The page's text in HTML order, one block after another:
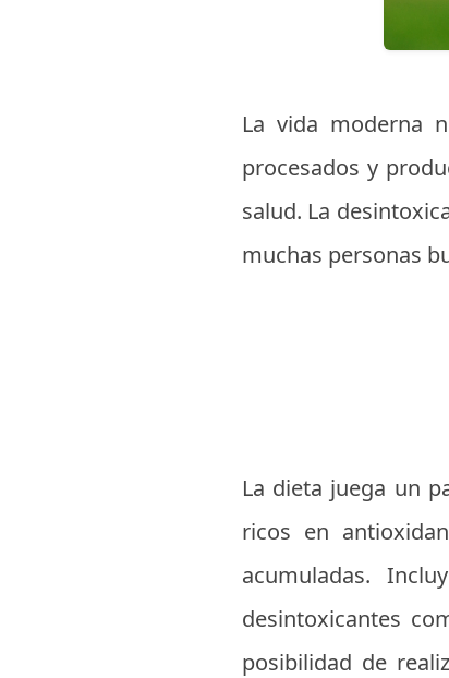
La vida moderna
procesados y
salud. La
muchas personas
La dieta juega un
ricos en
acumuladas.
desintoxicantes
posibilidad de